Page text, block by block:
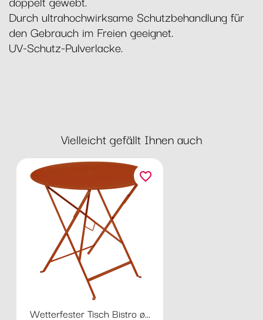
Durch ultrahochwirksame Schutzbehandlung für
den Gebrauch im Freien geeignet.
UV-Schutz-Pulverlacke.
Vielleicht gefällt Ihnen auch
Wetterfester Tisch Bistro ø...
favorite_border